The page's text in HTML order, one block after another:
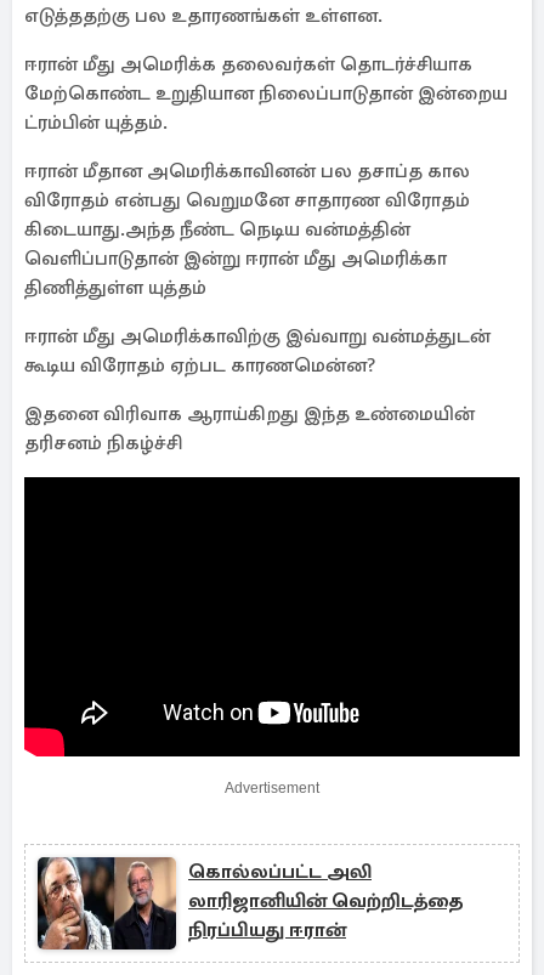
எடுத்ததற்கு பல உதாரணங்கள் உள்ளன.
ஈரான் மீது அமெரிக்க தலைவர்கள் தொடர்ச்சியாக
மேற்கொண்ட உறுதியான நிலைப்பாடுதான் இன்றைய
ட்ரம்பின் யுத்தம்.
ஈரான் மீதான அமெரிக்காவினன் பல தசாப்த கால
விரோதம் என்பது வெறுமனே சாதாரண விரோதம்
கிடையாது.அந்த நீண்ட நெடிய வன்மத்தின்
வெளிப்பாடுதான் இன்று ஈரான் மீது அமெரிக்கா
திணித்துள்ள யுத்தம்
ஈரான் மீது அமெரிக்காவிற்கு இவ்வாறு வன்மத்துடன்
கூடிய விரோதம் ஏற்பட காரணமென்ன?
இதனை விரிவாக ஆராய்கிறது இந்த உண்மையின்
தரிசனம் நிகழ்ச்சி
Advertisement
கொல்லப்பட்ட அலி
லாரிஜானியின் வெற்றிடத்தை
நிரப்பியது ஈரான்